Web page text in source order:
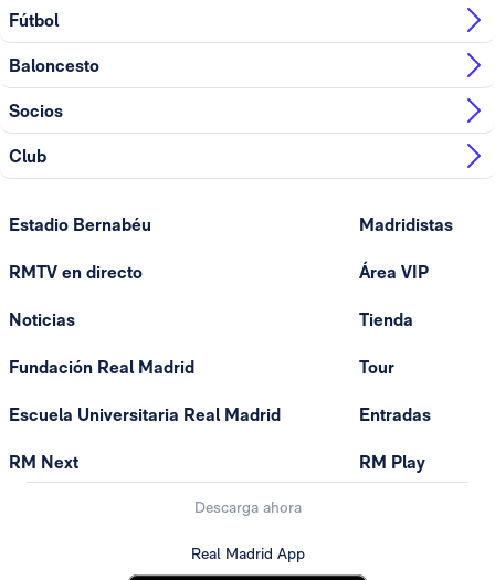
Fútbol
Baloncesto
Socios
Club
Estadio Bernabéu
RMTV en directo
Noticias
Fundación Real Madrid
Escuela Universitaria Real Madrid
RM Next
Madridistas
Área VIP
Tienda
Tour
Entradas
RM Play
Descarga ahora
Real Madrid App